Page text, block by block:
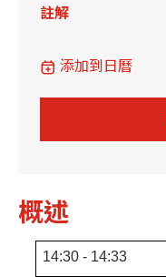
註解
添加到日曆
概述
14:30 - 14:33